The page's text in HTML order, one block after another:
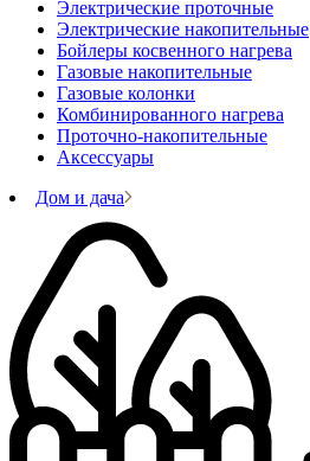
Электрические проточные
Электрические накопительные
Бойлеры косвенного нагрева
Газовые накопительные
Газовые колонки
Комбинированного нагрева
Проточно-накопительные
Аксессуары
Дом и дача